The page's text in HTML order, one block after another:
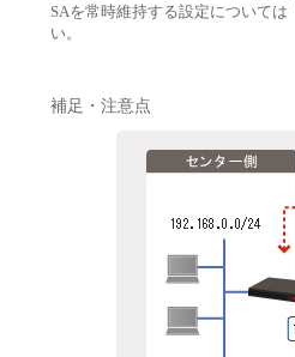
SAを常時維持する設定については
い。
補足・注意点